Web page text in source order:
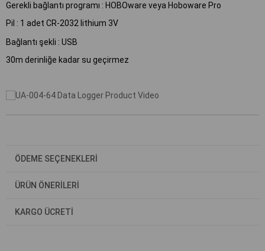
Gerekli bağlantı programı : HOBOware veya Hoboware Pro
Pil : 1 adet CR-2032 lithium 3V
Bağlantı şekli : USB
30m derinliğe kadar su geçirmez
ÖDEME SEÇENEKLERI
ÜRÜN ÖNERILERI
KARGO ÜCRETİ